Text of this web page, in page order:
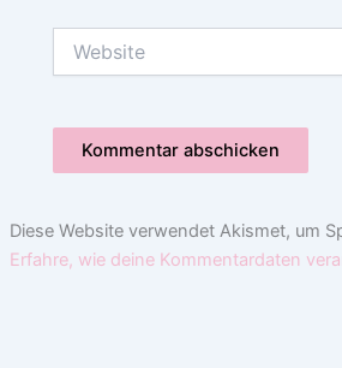
Diese Website verwendet Akismet, um
Erfahre, wie deine Kommentardaten